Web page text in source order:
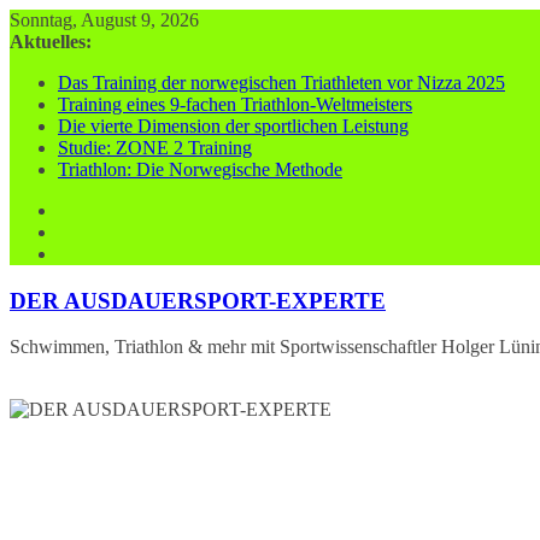
Zum
Inhalt
Sonntag, August 9, 2026
Aktuelles:
Das Training der norwegischen Triathleten vor Nizza 2025
Training eines 9-fachen Triathlon-Weltmeisters
Die vierte Dimension der sportlichen Leistung
Studie: ZONE 2 Training
Triathlon: Die Norwegische Methode
DER AUSDAUERSPORT-EXPERTE
Schwimmen, Triathlon & mehr mit Sportwissenschaftler Holger